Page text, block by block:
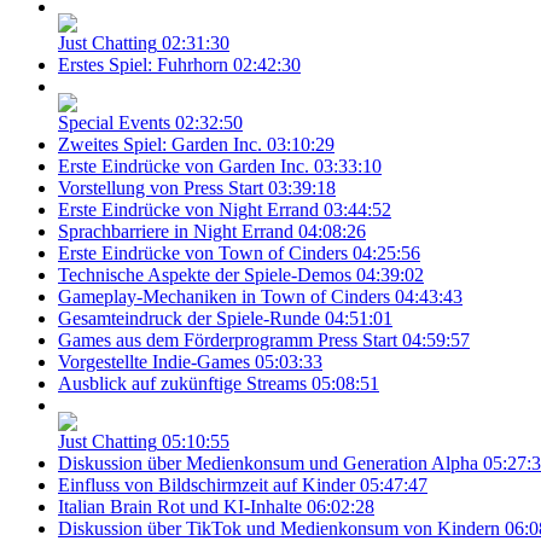
Just Chatting 02:31:30
Erstes Spiel: Fuhrhorn 02:42:30
Special Events 02:32:50
Zweites Spiel: Garden Inc. 03:10:29
Erste Eindrücke von Garden Inc. 03:33:10
Vorstellung von Press Start 03:39:18
Erste Eindrücke von Night Errand 03:44:52
Sprachbarriere in Night Errand 04:08:26
Erste Eindrücke von Town of Cinders 04:25:56
Technische Aspekte der Spiele-Demos 04:39:02
Gameplay-Mechaniken in Town of Cinders 04:43:43
Gesamteindruck der Spiele-Runde 04:51:01
Games aus dem Förderprogramm Press Start 04:59:57
Vorgestellte Indie-Games 05:03:33
Ausblick auf zukünftige Streams 05:08:51
Just Chatting 05:10:55
Diskussion über Medienkonsum und Generation Alpha
Einfluss von Bildschirmzeit auf Kinder 05:47:47
Italian Brain Rot und KI-Inhalte 06:02:28
Diskussion über TikTok und Medienkonsum von Kindern